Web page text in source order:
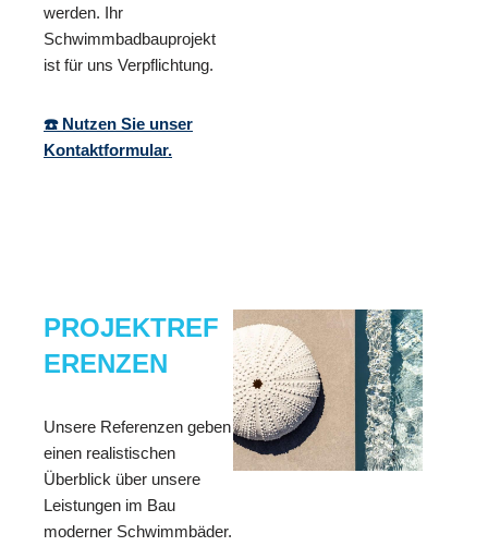
werden. Ihr
Schwimmbadbauprojekt
ist für uns Verpflichtung.
☎️ Nutzen Sie unser
Kontaktformular.
PROJEKTREF
ERENZEN
Unsere Referenzen geben
einen realistischen
Überblick über unsere
Leistungen im Bau
moderner Schwimmbäder.